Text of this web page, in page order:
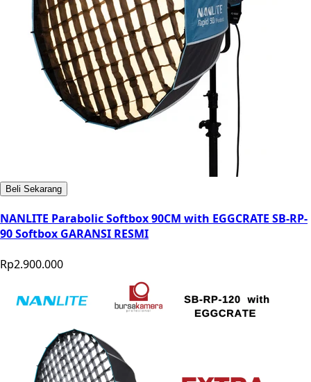
Beli Sekarang
NANLITE Parabolic Softbox 90CM with EGGCRATE SB-RP-
90 Softbox GARANSI RESMI
Rp2.900.000